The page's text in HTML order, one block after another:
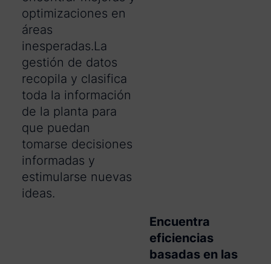
optimizaciones en
áreas
inesperadas.La
gestión de datos
recopila y clasifica
toda la información
de la planta para
que puedan
tomarse decisiones
informadas y
estimularse nuevas
ideas.
Encuentra
eficiencias
basadas en las